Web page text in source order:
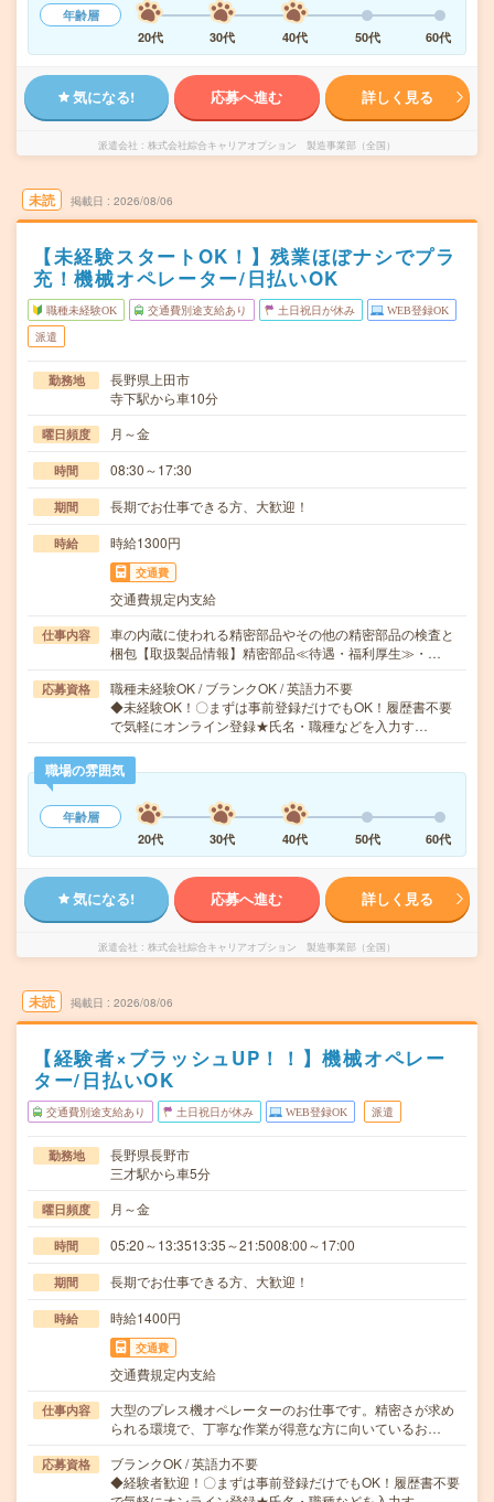
年齢層
20代
30代 40代 50代 60代
気になる! 応募へ進む 詳しく見る
派遣会社 株式会社綜合キャリアオプション 製造事業部（全国）
未読 掲載日 2026/08/06
【未経験スタートOK！】残業ほぼナシでプラ
充！機械オペレーター/日払いOK
職種未経験OK 交通費別途支給あり 土日祝日が休み WEB登録OK
派遣
勤務地
長野県上田市
寺下駅から車10分
曜日頻度 月～金
時間 08:30～17:30
期間 長期でお仕事できる方、大歓迎！
時給 時給1300円
交通費
交通費規定内支給
仕事内容
車の内蔵に使われる精密部品やその他の精密部品の検査と
梱包【取扱製品情報】精密部品≪待遇・福利厚生≫・…
応募資格
職種未経験OK / ブランクOK / 英語力不要
◆未経験OK！〇まずは事前登録だけでもOK！履歴書不要
で気軽にオンライン登録★氏名・職種などを入力す…
職場の雰囲気
年齢層
20代
30代 40代 50代 60代
気になる! 応募へ進む 詳しく見る
派遣会社 株式会社綜合キャリアオプション 製造事業部（全国）
未読 掲載日 2026/08/06
【経験者×ブラッシュUP！！】機械オペレー
ター/日払いOK
交通費別途支給あり 土日祝日が休み WEB登録OK 派遣
勤務地
長野県長野市
三才駅から車5分
曜日頻度 月～金
時間 05:20～13:3513:35～21:5008:00～17:00
期間 長期でお仕事できる方、大歓迎！
時給 時給1400円
交通費
交通費規定内支給
仕事内容
大型のプレス機オペレーターのお仕事です。精密さが求め
られる環境で、丁寧な作業が得意な方に向いているお…
応募資格
ブランクOK / 英語力不要
◆経験者歓迎！〇まずは事前登録だけでもOK！履歴書不要